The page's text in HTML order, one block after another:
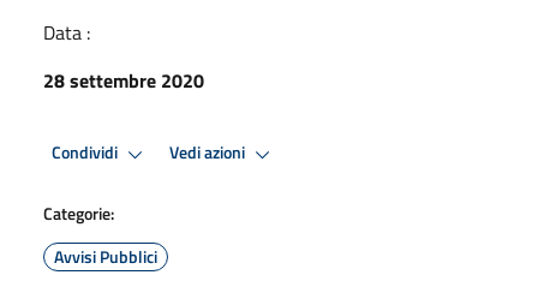
Data :
28 settembre 2020
Condividi Vedi azioni
Categorie:
Avvisi Pubblici